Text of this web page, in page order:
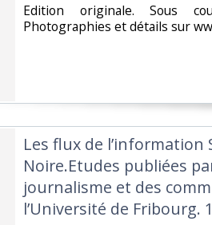
‎Edition originale. Sous
Photographies et détails sur
‎Les flux de
Noire.Etudes publiées
journalisme et des
l’Université de Fribourg.